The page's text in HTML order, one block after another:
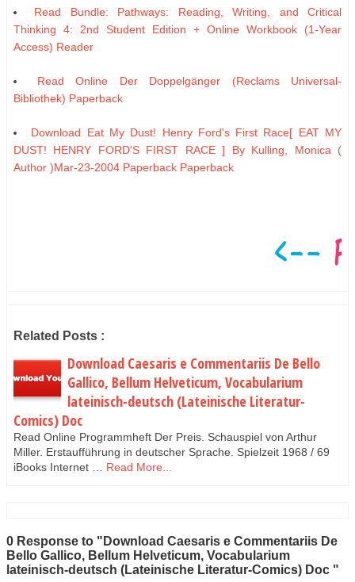
Read Bundle: Pathways: Reading, Writing, and Critical
Thinking 4: 2nd Student Edition + Online Workbook (1-Year
Access) Reader
Read Online Der Doppelgänger (Reclams Universal-
Bibliothek) Paperback
Download Eat My Dust! Henry Ford's First Race[ EAT MY
DUST! HENRY FORD'S FIRST RACE ] By Kulling, Monica (
Author )Mar-23-2004 Paperback Paperback
Related Posts :
Download Caesaris e Commentariis De Bello
Gallico, Bellum Helveticum, Vocabularium
lateinisch-deutsch (Lateinische Literatur-
Comics) Doc
Read Online Programmheft Der Preis. Schauspiel von Arthur
Miller. Erstaufführung in deutscher Sprache. Spielzeit 1968 / 69
iBooks Internet …
Read More...
0 Response to "Download Caesaris e Commentariis De
Bello Gallico, Bellum Helveticum, Vocabularium
lateinisch-deutsch (Lateinische Literatur-Comics) Doc "